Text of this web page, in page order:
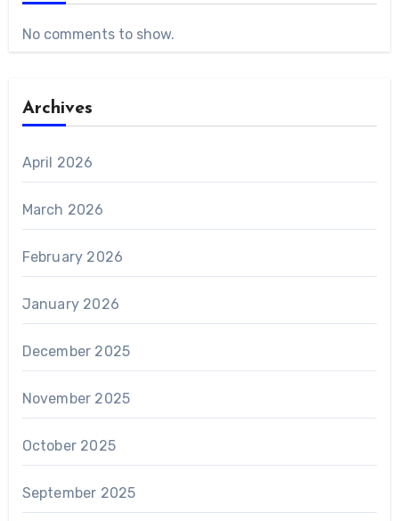
No comments to show.
Archives
April 2026
March 2026
February 2026
January 2026
December 2025
November 2025
October 2025
September 2025